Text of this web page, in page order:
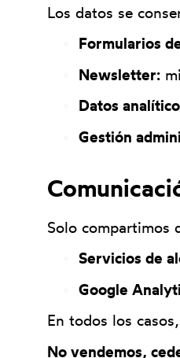
Los datos se
Formularios
Newsletter:
Datos
Gestión
Solo compartimos
Servicios de
Google
En todos los
No vendemos,